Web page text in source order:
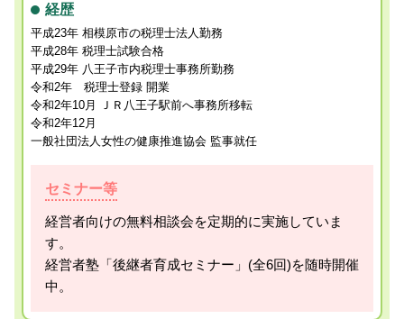
経歴
平成23年 相模原市の税理士法人勤務
平成28年 税理士試験合格
平成29年 八王子市内税理士事務所勤務
令和2年 税理士登録 開業
令和2年10月 ＪＲ八王子駅前へ事務所移転
令和2年12月
一般社団法人女性の健康推進協会 監事就任
セミナー等
経営者向けの無料相談会を定期的に実施していま
す。
経営者塾「後継者育成セミナー」(全6回)を随時開催
中。